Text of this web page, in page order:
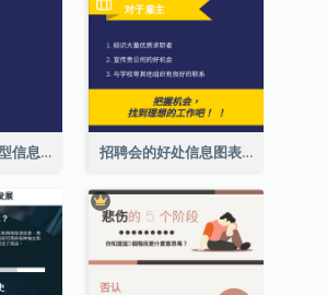
业务报告常见类型信息图表 招聘会的好处信息图表